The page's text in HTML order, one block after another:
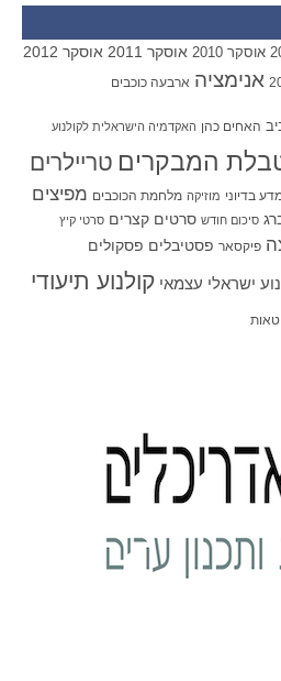
אוסקר 2010 אוסקר 2011 אוסקר 2012
אנימציה ארבעה כוכבים
האחים כהן האקדמיה הישראלית לקולנוע
המבקרים טריילרים
בדיוני מוזיקה מלחמת הכוכבים מפיצים
סיכום חודש סרטים קצרים סרטי קיץ
פיקסאר פסטיבלים פסקולים
ישראלי עצמאי קולנוע תיעודי